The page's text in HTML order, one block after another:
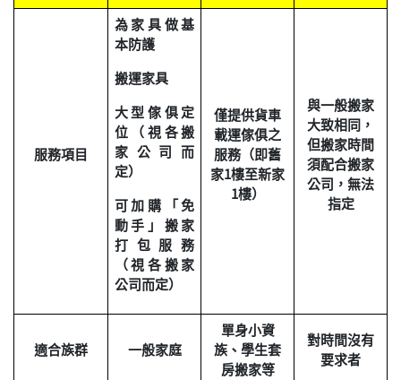
服務項目
為家具做基
本防護
搬運家具
大型傢俱定
位（視各搬
家公司而
定）
可加購「免
動手」搬家
打包服務
（視各搬家
公司而定）
僅提供貨車
載運傢俱之
服務（即舊
家1樓至新家
1樓）
與一般搬家
大致相同，
但搬家時間
須配合搬家
公司，無法
指定
適合族群 一般家庭
單身小資
族、學生套
房搬家等
對時間沒有
要求者